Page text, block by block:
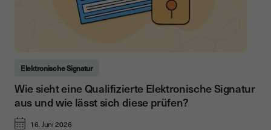
Elektronische Signatur
Wie sieht eine Qualifizierte Elektronische Signatur
aus und wie lässt sich diese prüfen?
16. Juni 2026